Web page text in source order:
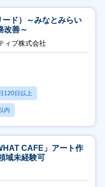
ド）～みなとみらい
改善～
ィブ株式会社
120日以上
内
CAFE」アート作
域未経験可